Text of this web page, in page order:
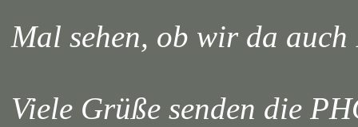
Mal sehen, ob wir da
Viele Grüße senden die